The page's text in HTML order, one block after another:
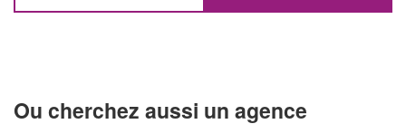
Ou cherchez aussi un agence